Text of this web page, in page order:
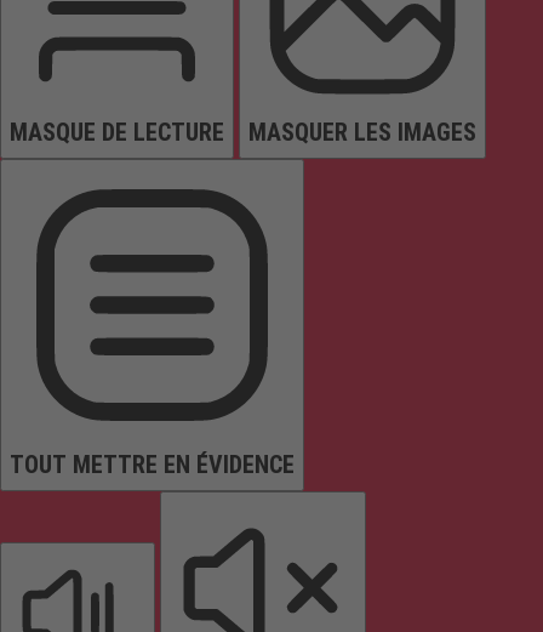
MASQUE DE LECTURE MASQUER LES IMAGES
TOUT METTRE EN ÉVIDENCE